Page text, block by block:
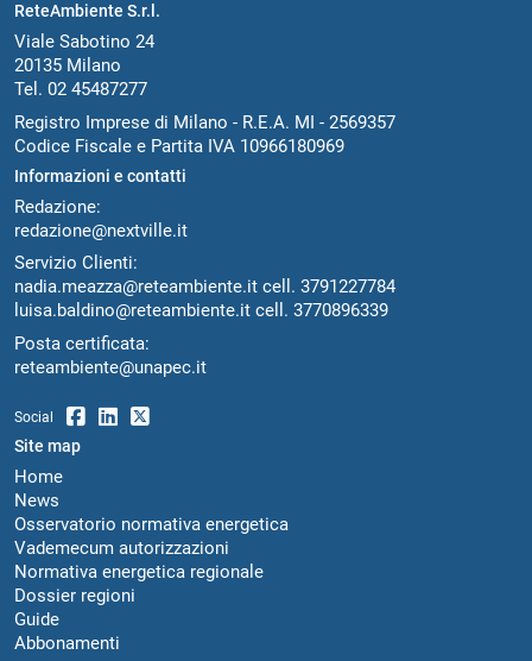
ReteAmbiente S.r.l.
Viale Sabotino 24
20135 Milano
Tel. 02 45487277
Registro Imprese di Milano - R.E.A. MI - 2569357
Codice Fiscale e Partita IVA 10966180969
Informazioni e contatti
Redazione:
redazione@nextville.it
Servizio Clienti:
nadia.meazza@reteambiente.it cell. 3791227784
luisa.baldino@reteambiente.it cell. 3770896339
Posta certificata:
reteambiente@unapec.it
Social
Site map
Home
News
Osservatorio normativa energetica
Vademecum autorizzazioni
Normativa energetica regionale
Dossier regioni
Guide
Abbonamenti